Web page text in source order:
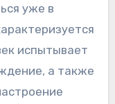
уже в
испытывает
а также